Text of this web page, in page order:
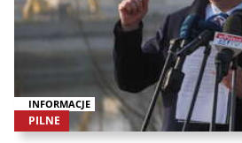
INFORMACJE
PILNE